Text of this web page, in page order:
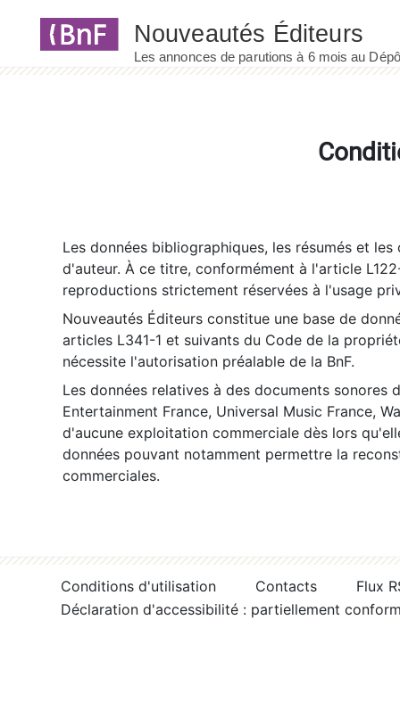
Les données bibliographiques, les résumés et
d'auteur. À ce titre, conformément à l'article
reproductions strictement réservées à l'usage
Nouveautés Éditeurs constitue une base de
articles L341-1 et suivants du Code de la
nécessite l'autorisation préalable de la BnF.
Les données relatives à des documents sonores
Entertainment France, Universal Music France,
d'aucune exploitation commerciale dès lors
données pouvant notamment permettre la
commerciales.
Conditions d'utilisation Contacts
Flux
Déclaration d'accessibilité : partiellement